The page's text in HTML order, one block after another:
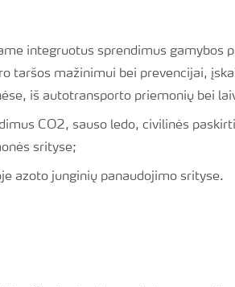
integruotus sprendimus gamybos
taršos mažinimui bei prevencijai,
iš autotransporto priemonių bei
CO2, sauso ledo, civilinės
srityse;
azoto junginių panaudojimo srityse.